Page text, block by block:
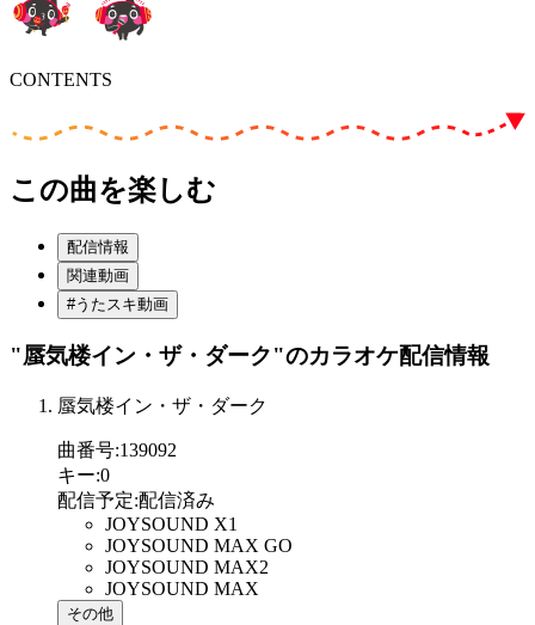
CONTENTS
この曲を楽しむ
配信情報
関連動画
#うたスキ動画
"蜃気楼イン・ザ・ダーク"のカラオケ配信情報
蜃気楼イン・ザ・ダーク
曲番号:139092
キー:0
配信予定:配信済み
JOYSOUND X1
JOYSOUND MAX GO
JOYSOUND MAX2
JOYSOUND MAX
その他